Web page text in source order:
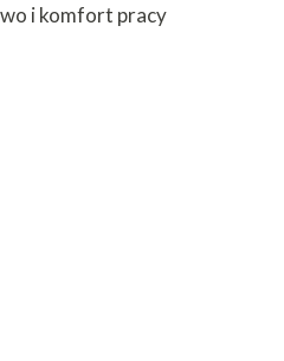
i komfort pracy